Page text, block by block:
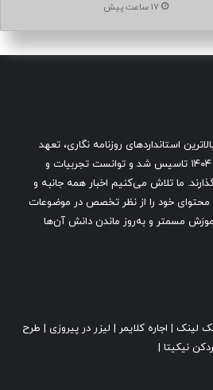
17 ساعت پیش
استانداردهای روزنامه نگاری، تعهد
اخلاقی، تولید محتوا و.. در سال ۱۴۰۴ تاسیس شد و توانست تجربیات و
ما تلاش می‌کنیم اخبار همه جانبه و
محتوای خود را از نظر تخصص در موضوعات
مسمتر و به‌روز ماندن دانش آن‌ها
لینک اجاره کلایمر لیزر در پیروزی
طرح
نیکیتا